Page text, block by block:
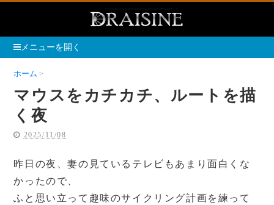
メニューを開く
ホーム
マウスをカチカチ、ルートを描
く夜
2025/11/08
昨日の夜、妻の見ているテレビもあまり面白くな
かったので、
ふと思い立って趣味のサイクリング計画を練って